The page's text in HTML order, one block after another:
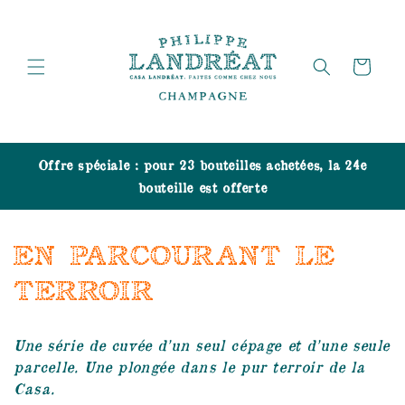
Panier
Offre spéciale : pour 23 bouteilles achetées, la 24e
bouteille est offerte
C
o
l
e
EN PARCOURANT LE
TERROIR
Une série de cuvée d’un seul cépage et d’une seule
parcelle. Une plongée dans le pur terroir de la
Casa.